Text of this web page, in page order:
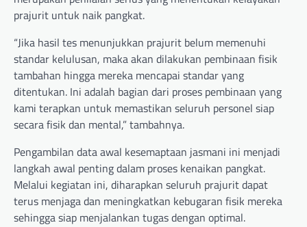
prajurit untuk naik pangkat.
“Jika hasil tes menunjukkan prajurit belum memenuhi
standar kelulusan, maka akan dilakukan pembinaan fisik
tambahan hingga mereka mencapai standar yang
ditentukan. Ini adalah bagian dari proses pembinaan yang
kami terapkan untuk memastikan seluruh personel siap
secara fisik dan mental,” tambahnya.
Pengambilan data awal kesemaptaan jasmani ini menjadi
langkah awal penting dalam proses kenaikan pangkat.
Melalui kegiatan ini, diharapkan seluruh prajurit dapat
terus menjaga dan meningkatkan kebugaran fisik mereka
sehingga siap menjalankan tugas dengan optimal.